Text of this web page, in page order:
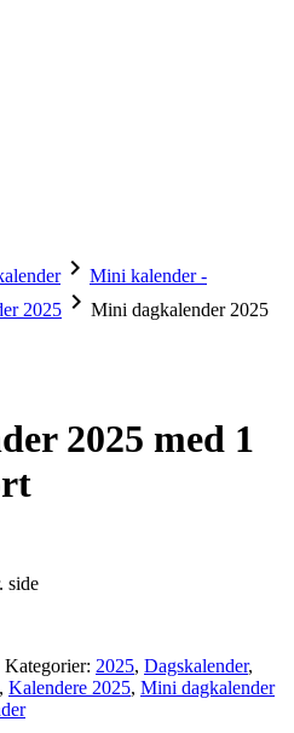
chevron_right Mini kalender -
2025 chevron_right Mini dagkalender 2025
2025 med 1
side
Kategorier: 2025, Dagskalender,
, Kalendere 2025, Mini dagkalender